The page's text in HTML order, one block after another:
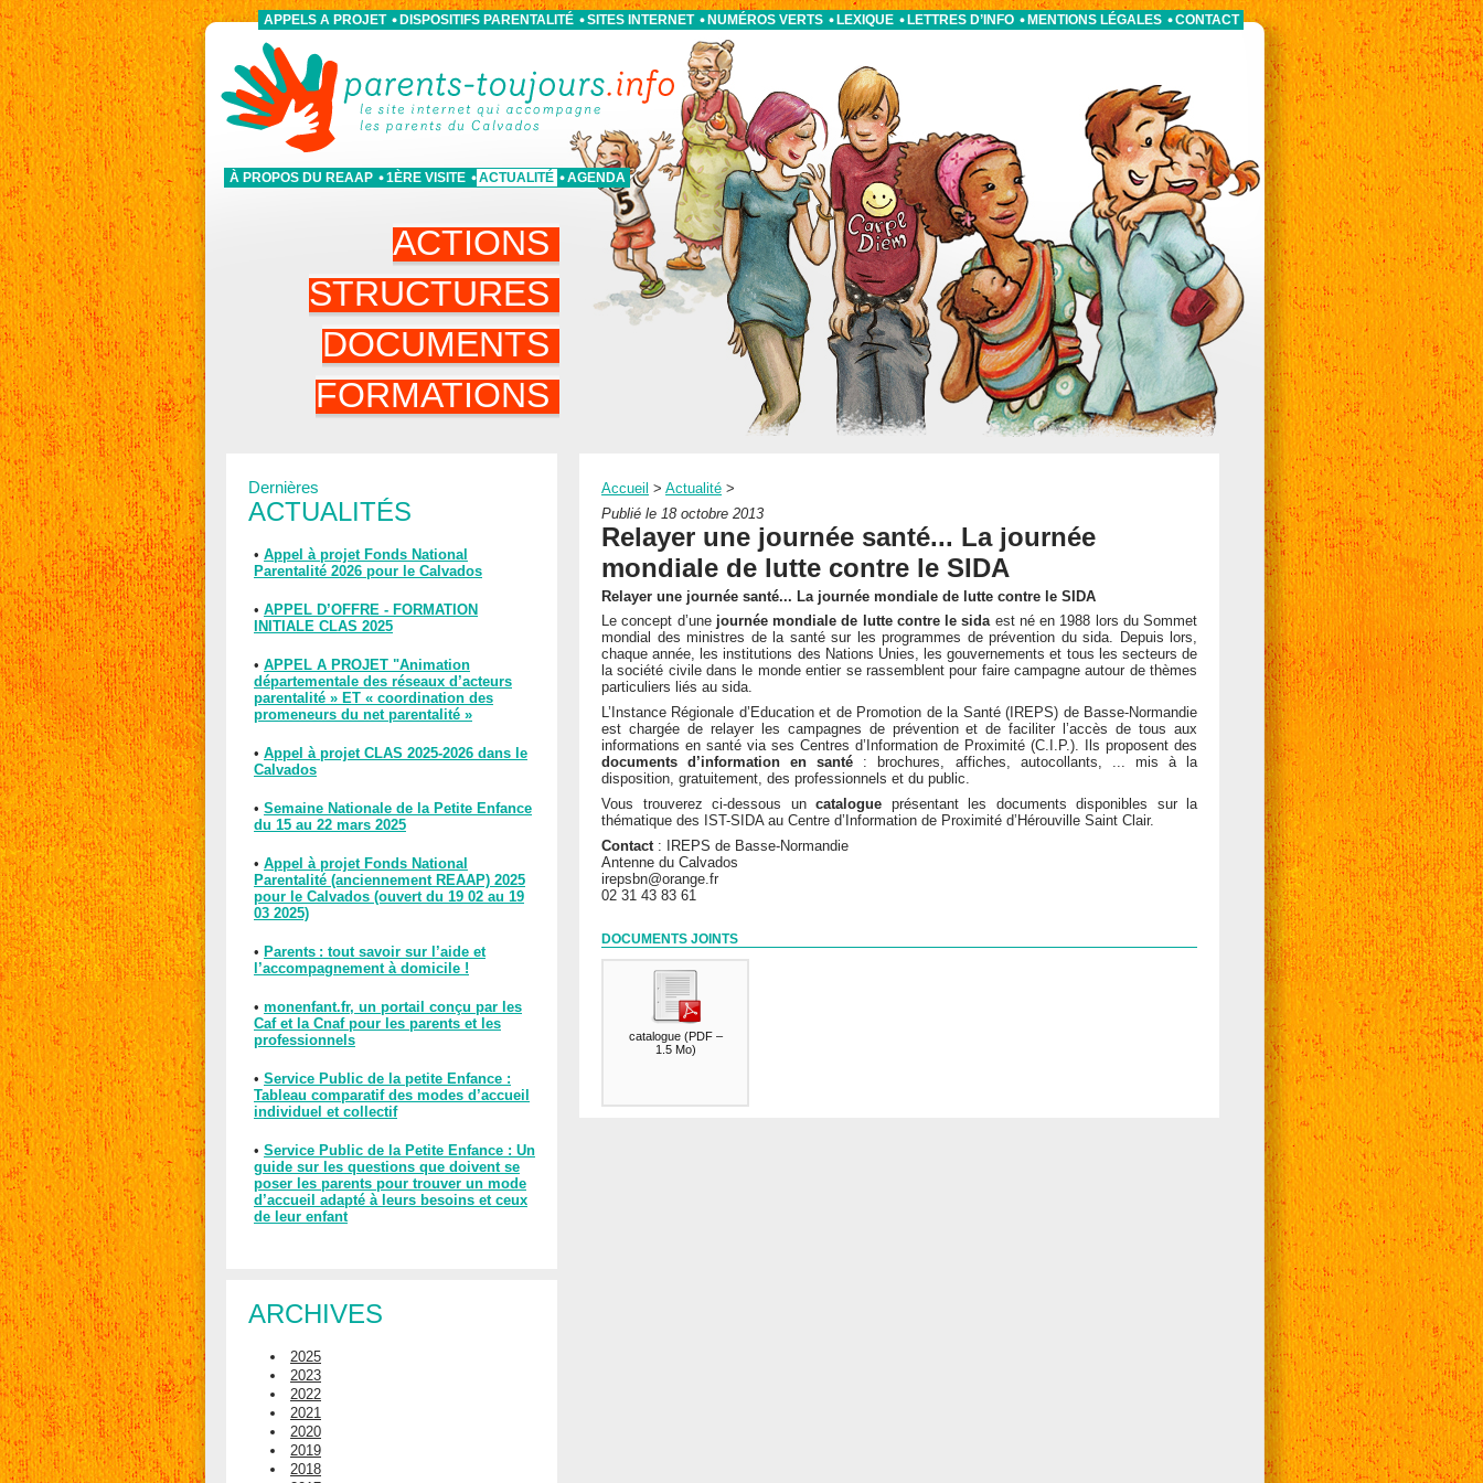
À PROPOS DU REAAP 1ÈRE VISITE ACTUALITÉ AGENDA
APPELS A PROJET DISPOSITIFS PARENTALITÉ SITES INTERNET NUMÉROS VERTS LEXIQUE LETTRES D’INFO MENTIONS LÉGALES CONTACT
ACTIONS
STRUCTURES
DOCUMENTS
FORMATIONS
Dernières
ACTUALITÉS
• Appel à projet Fonds National
Parentalité 2026 pour le Calvados
• APPEL D’OFFRE - FORMATION
INITIALE CLAS 2025
• APPEL A PROJET "Animation
départementale des réseaux d’acteurs
parentalité » ET « coordination des
promeneurs du net parentalité »
• Appel à projet CLAS 2025-2026 dans le
Calvados
• Semaine Nationale de la Petite Enfance
du 15 au 22 mars 2025
• Appel à projet Fonds National
Parentalité (anciennement REAAP) 2025
pour le Calvados (ouvert du 19 02 au 19
03 2025)
• Parents : tout savoir sur l’aide et
l’accompagnement à domicile !
• monenfant.fr, un portail conçu par les
Caf et la Cnaf pour les parents et les
professionnels
• Service Public de la petite Enfance :
Tableau comparatif des modes d’accueil
individuel et collectif
• Service Public de la Petite Enfance : Un
guide sur les questions que doivent se
poser les parents pour trouver un mode
d’accueil adapté à leurs besoins et ceux
de leur enfant
ARCHIVES
2025
2023
2022
2021
2020
2019
2018
Accueil > Actualité >
Publié le 18 octobre 2013
Relayer une journée santé... La journée
mondiale de lutte contre le SIDA
Relayer une journée santé... La journée mondiale de lutte contre le SIDA
Le concept d’une journée mondiale de lutte contre le sidaest né en 1988 lors du Sommet
mondial des ministres de la santé sur les programmes de prévention du sida. Depuis lors,
chaque année, les institutions des Nations Unies, les gouvernements et tous les secteurs de
la société civile dans le monde entier se rassemblent pour faire campagne autour de thèmes
particuliers liés au sida.
L’Instance Régionale d’Education et de Promotion de la Santé (IREPS) de Basse-Normandie
est chargée de relayer les campagnes de prévention et de faciliter l’accès de tous aux
informations en santé via ses Centres d’Information de Proximité (C.I.P.). Ils proposent des
documents d’information en santé : brochures, affiches, autocollants, ... mis à la
disposition, gratuitement, des professionnels et du public.
Vous trouverez ci-dessous un catalogue présentant les documents disponibles sur la
thématique des IST-SIDA au Centre d’Information de Proximité d’Hérouville Saint Clair.
Contact : IREPS de Basse-Normandie
Antenne du Calvados
irepsbn@orange.fr
02 31 43 83 61
DOCUMENTS JOINTS
catalogue(PDF –
1.5 Mo)